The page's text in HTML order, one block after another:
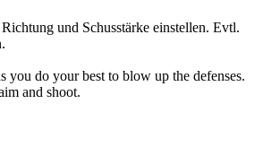
und Schusstärke einstellen. Evtl.
you do your best to blow up the defenses.
and shoot.